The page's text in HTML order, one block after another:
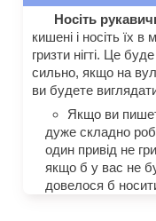
Носіть
кишені і носіть їх
гризти нігті. Це
сильно, якщо на
ви будете
Якщо ви
дуже складно
один привід не
якщо б у вас не
довелося б